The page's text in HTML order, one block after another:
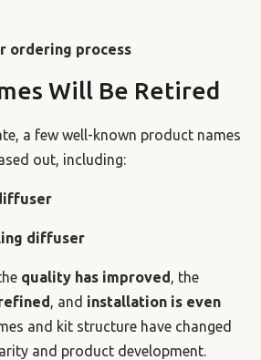
ordering process
Will Be Retired
a few well-known product names
out, including:
diffuser
quality has improved, the
, and installation is even
and kit structure have changed
and product development.